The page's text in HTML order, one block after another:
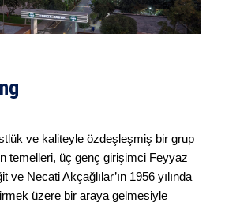
ve kaliteyle özdeşleşmiş bir grup
temelleri, üç genç girişimci Feyyaz
ve Necati Akçağlılar’ın 1956 yılında
üzere bir araya gelmesiyle